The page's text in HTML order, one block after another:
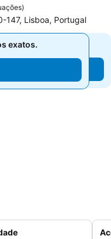
)
147, Lisboa, Portugal
exatos.
exatos.